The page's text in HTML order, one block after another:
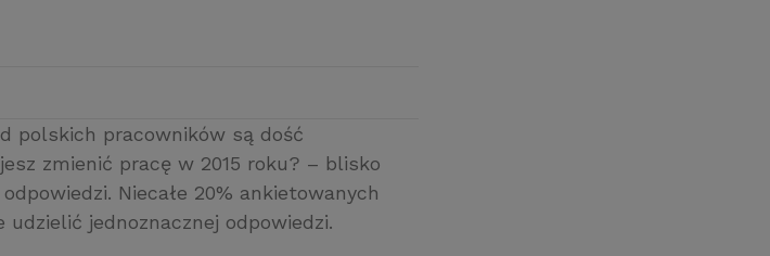
polskich pracowników są dość
zmienić pracę w 2015 roku? – blisko
Niecałe 20% ankietowanych
udzielić jednoznacznej odpowiedzi.